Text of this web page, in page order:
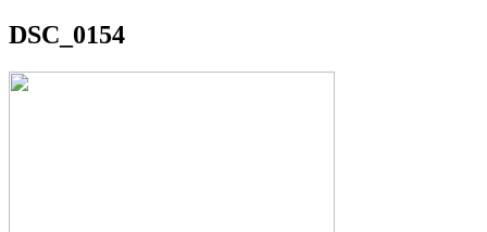
DSC_0154